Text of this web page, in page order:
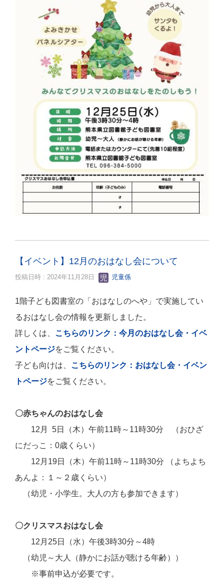
【イベント】12月のおはなし会について
投稿日時 : 2024年11月28日 児童係
1階子ども図書室の「おはなしのへや」で実施してい
るおはなし会の情報を更新しました。
詳しくは、 こちらのリンク：今月のおはなし会・イベ
ントページをご覧ください。
子ども向けは、 こちらのリンク：おはなし会・イベン
トページをご覧ください。
〇赤ちゃんのおはなし会
12月 5日（木）午前11時～11時30分 （おひざ
にだっこ：0歳くらい）
12月19日（木）午前11時～11時30分 （よちよち
あんよ：１～２歳くらい）
（幼児・小学生。大人の方も参加できます）
〇クリスマスおはなし会
12月25日（水）午後3時30分～4時
（幼児～大人（静かにお話が聴ける年齢））
※事前申込が必要です。